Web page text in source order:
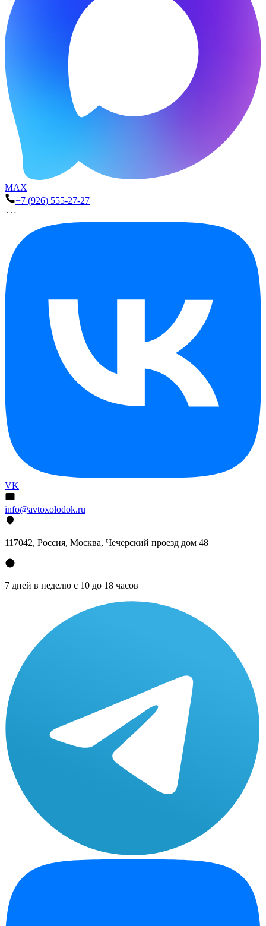
MAX
+7 (926) 555-27-27
VK
info@avtoxolodok.ru
117042, Россия, Москва, Чечерский проезд дом 48
7 дней в неделю с 10 до 18 часов